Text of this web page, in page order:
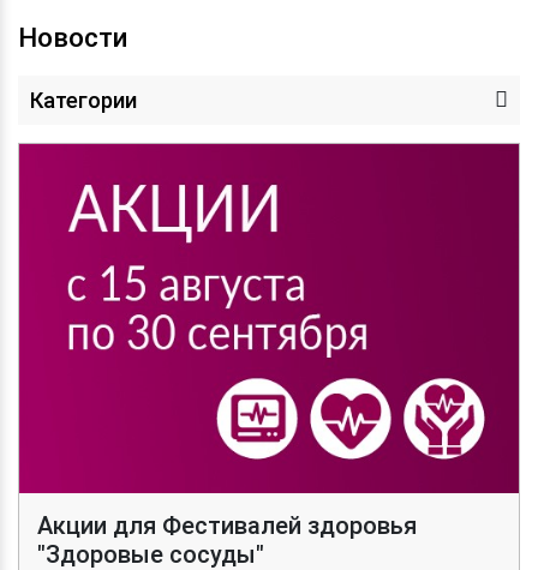
Новости
Категории
Акции для Фестивалей здоровья
"Здоровые сосуды"